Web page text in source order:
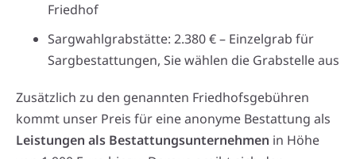
Friedhof
Sargwahlgrabstätte: 2.380 € – Einzelgrab für
Sargbestattungen, Sie wählen die Grabstelle aus
Zusätzlich zu den genannten Friedhofsgebühren
kommt unser Preis für eine anonyme Bestattung als
Leistungen als Bestattungsunternehmen in Höhe